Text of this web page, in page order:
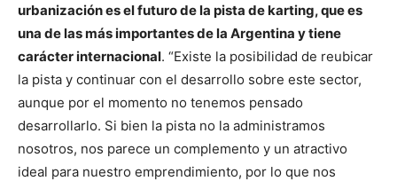
urbanización es el futuro de la pista de karting, que es
una de las más importantes de la Argentina y tiene
carácter internacional. “Existe la posibilidad de reubicar
la pista y continuar con el desarrollo sobre este sector,
aunque por el momento no tenemos pensado
desarrollarlo. Si bien la pista no la administramos
nosotros, nos parece un complemento y un atractivo
ideal para nuestro emprendimiento, por lo que nos